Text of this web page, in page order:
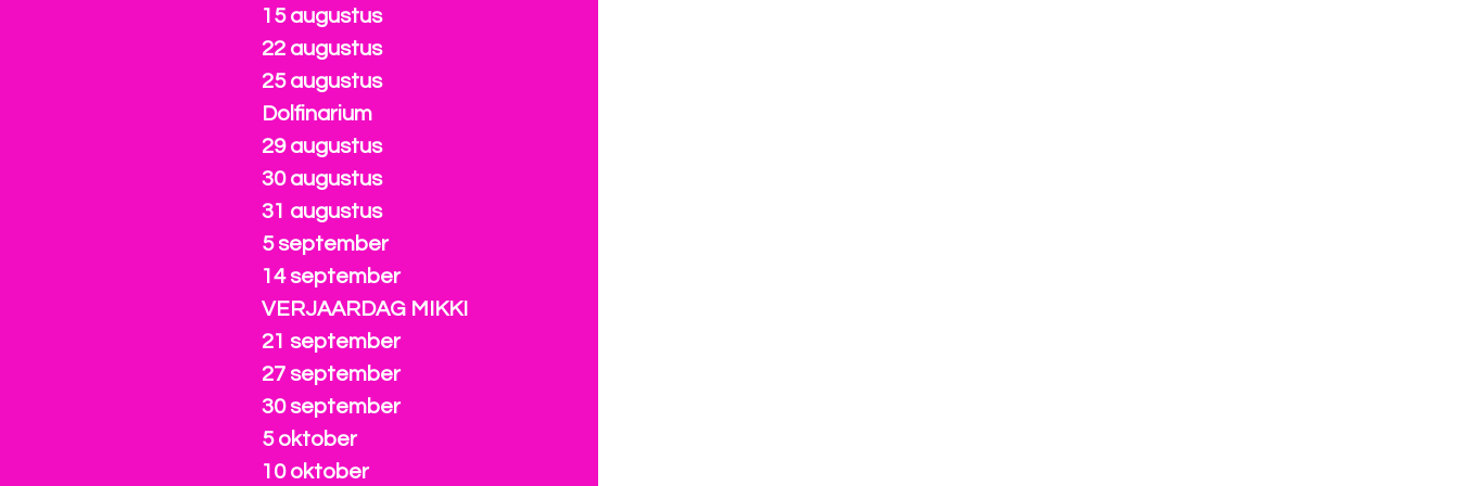
15 augustus
22 augustus
25 augustus
Dolfinarium
29 augustus
30 augustus
31 augustus
5 september
14 september
VERJAARDAG MIKKI
21 september
27 september
30 september
5 oktober
10 oktober